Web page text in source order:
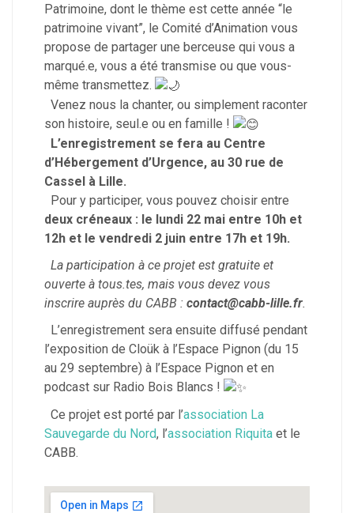
Patrimoine, dont le thème est cette année “le
patrimoine vivant”, le Comité d’Animation vous
propose de partager une berceuse qui vous a
marqué.e, vous a été transmise ou que vous-
même transmettez.
Venez nous la chanter, ou simplement raconter
son histoire, seul.e ou en famille !
L’enregistrement se fera au Centre
d’Hébergement d’Urgence, au 30 rue de
Cassel à Lille.
Pour y participer, vous pouvez choisir entre
deux créneaux : le lundi 22 mai entre 10h et
12h et le vendredi 2 juin entre 17h et 19h.
La participation à ce projet est gratuite et
ouverte à tous.tes, mais vous devez vous
inscrire auprès du CABB : contact@cabb-lille.fr.
L’enregistrement sera ensuite diffusé pendant
l’exposition de Cloük à l’Espace Pignon (du 15
au 29 septembre) à l’Espace Pignon et en
podcast sur Radio Bois Blancs !
Ce projet est porté par l’association La
Sauvegarde du Nord, l’association Riquita et le
CABB.